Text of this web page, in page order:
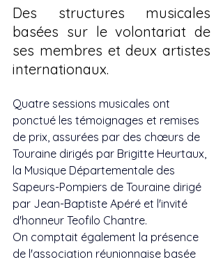
Des structures musicales
basées sur le volontariat de
ses membres et deux artistes
internationaux.
Quatre sessions musicales ont
ponctué les témoignages et remises
de prix, assurées par des chœurs de
Touraine dirigés par Brigitte Heurtaux,
la Musique Départementale des
Sapeurs-Pompiers de Touraine dirigé
par Jean-Baptiste Apéré et l'invité
d'honneur Teofilo Chantre.
On comptait également la présence
de l'association réunionnaise basée